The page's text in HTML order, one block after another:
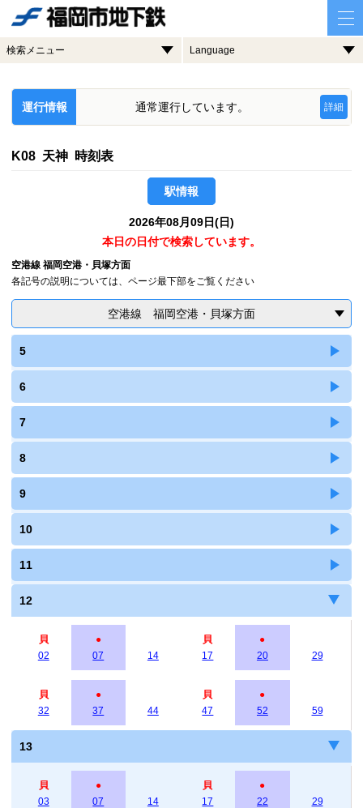
検索メニュー Language
運行情報 通常運行しています。 詳細
K08 天神 時刻表
駅情報
2026年08月09日(日)
本日の日付で検索しています。
空港線 福岡空港・貝塚方面
各記号の説明については、ページ最下部をご覧ください
空港線 福岡空港・貝塚方面
5
6
7
8
9
10
11
12
貝
02
●
07
14
貝
17
●
20
29
貝
32
●
37
44
貝
47
●
52
59
13
貝
03
●
07
14
貝
17
●
22
29